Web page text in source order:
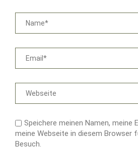
Speichere meinen Namen, meine
meine Webseite in diesem Browser
Besuch.